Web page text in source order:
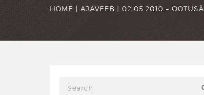
HOME | AJAVEEB | 02.05.2010 –